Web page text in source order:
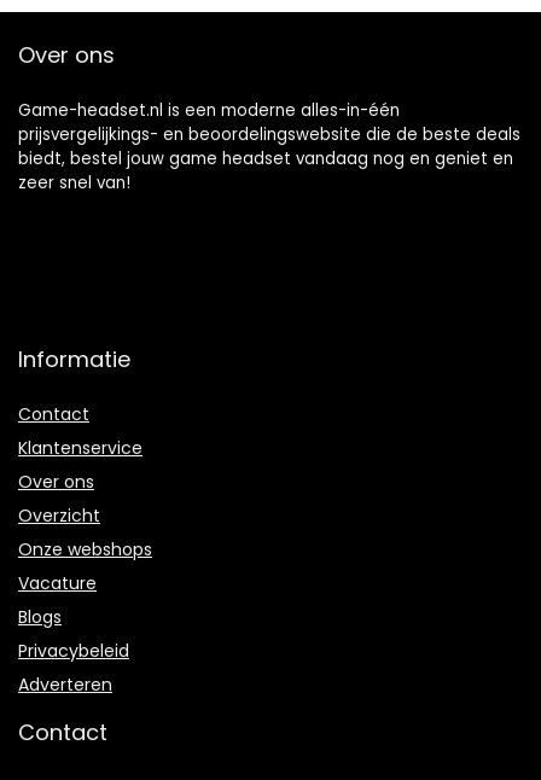
PS4/Xbox
U/Switch/Laptop/
Over ons
Game-headset.nl is een moderne alles-in-één
prijsvergelijkings- en beoordelingswebsite die de beste deals
biedt, bestel jouw game headset vandaag nog en geniet en
zeer snel van!
Informatie
Contact
Klantenservice
Over ons
Overzicht
Onze webshops
Vacature
Blogs
Privacybeleid
Adverteren
Contact